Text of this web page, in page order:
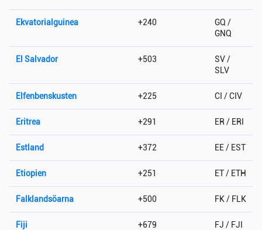
Ekvatorialguinea +240
GQ /
GNQ
El Salvador +503
SV /
SLV
Elfenbenskusten +225 CI / CIV
Eritrea +291 ER / ERI
Estland +372 EE / EST
Etiopien +251 ET / ETH
Falklandsöarna +500 FK / FLK
Fiji +679 FJ / FJI